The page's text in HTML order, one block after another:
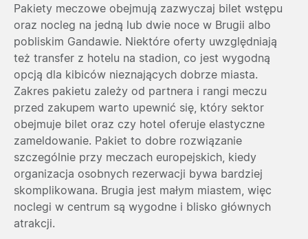
Pakiety meczowe obejmują zazwyczaj bilet wstępu
oraz nocleg na jedną lub dwie noce w Brugii albo
pobliskim Gandawie. Niektóre oferty uwzględniają
też transfer z hotelu na stadion, co jest wygodną
opcją dla kibiców nieznających dobrze miasta.
Zakres pakietu zależy od partnera i rangi meczu
przed zakupem warto upewnić się, który sektor
obejmuje bilet oraz czy hotel oferuje elastyczne
zameldowanie. Pakiet to dobre rozwiązanie
szczególnie przy meczach europejskich, kiedy
organizacja osobnych rezerwacji bywa bardziej
skomplikowana. Brugia jest małym miastem, więc
noclegi w centrum są wygodne i blisko głównych
atrakcji.